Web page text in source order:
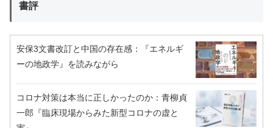
書評
安保3文書改訂と中国の存在感：『エネルギ
ーの地政学』を読みながら
コロナ対策は本当に正しかったのか：青柳貞
一郎『臨床現場からみた新型コロナの虚と